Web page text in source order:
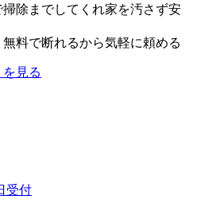
掃除までしてくれ家を汚さず安
料で断れるから気軽に頼める
見る
受付